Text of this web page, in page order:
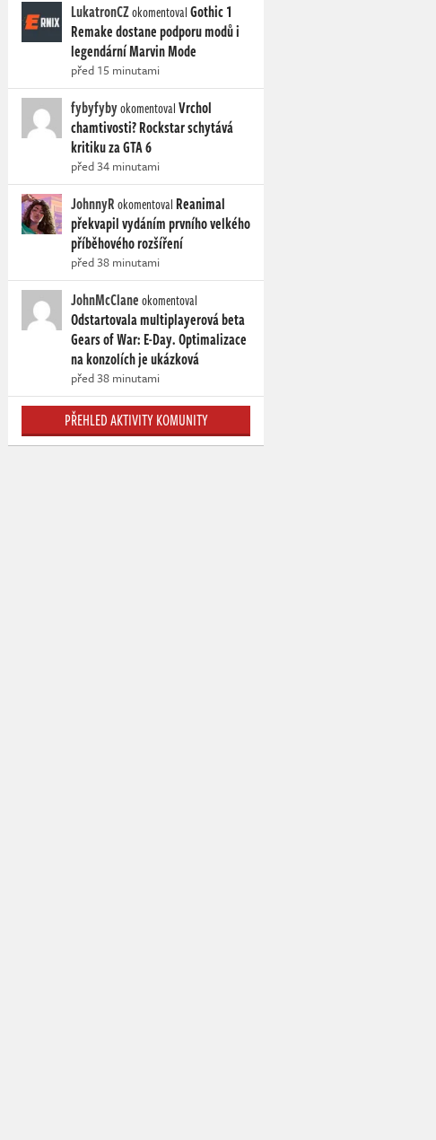
LukatronCZokomentovalGothic 1
Remake dostane podporu modů i
legendární Marvin Mode
před 15 minutami
fybyfybyokomentovalVrchol
chamtivosti? Rockstar schytává
kritiku za GTA 6
před 34 minutami
JohnnyRokomentoval Reanimal
překvapil vydáním prvního velkého
příběhového rozšíření
před 38 minutami
JohnMcClaneokomentoval
Odstartovala multiplayerová beta
Gears of War: E-Day. Optimalizace
na konzolích je ukázková
před 38 minutami
PŘEHLED AKTIVITY KOMUNITY